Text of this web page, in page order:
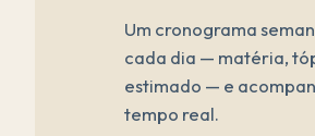
Um cronograma
cada dia — matéria,
estimado — e
tempo real.